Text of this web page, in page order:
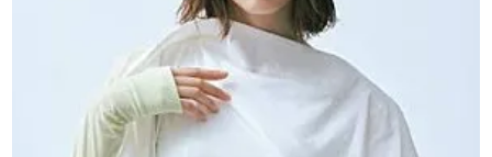
+198
2016/07/19(火) 13:07:09
この人しゃべり方もごもごしてて滑舌よくない